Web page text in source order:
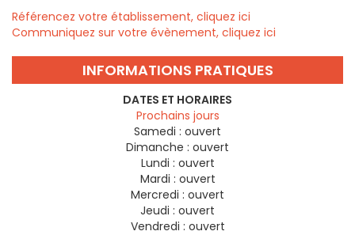
Référencez votre établissement, cliquez ici
Communiquez sur votre évènement, cliquez ici
INFORMATIONS PRATIQUES
DATES ET HORAIRES
Prochains jours
Samedi : ouvert
Dimanche : ouvert
Lundi : ouvert
Mardi : ouvert
Mercredi : ouvert
Jeudi : ouvert
Vendredi : ouvert